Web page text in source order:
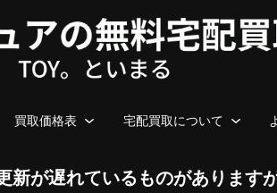
買取価格表 宅配買取について
新が遅れているものがありま